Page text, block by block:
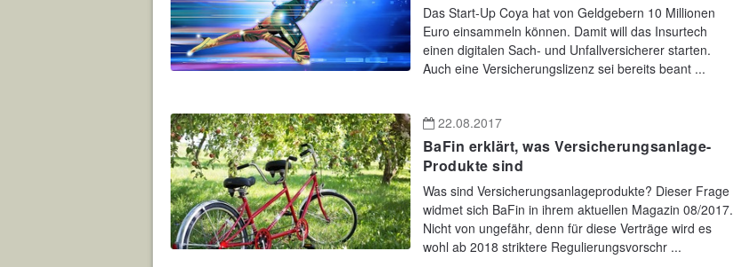
Das Start-Up Coya hat von Geldgebern 10 Millionen
Euro einsammeln können. Damit will das Insurtech
einen digitalen Sach- und Unfallversicherer starten.
Auch eine Versicherungslizenz sei bereits beant ...
22.08.2017
BaFin erklärt, was Versicherungsanlage-
Produkte sind
Was sind Versicherungsanlageprodukte? Dieser Frage
widmet sich BaFin in ihrem aktuellen Magazin 08/2017.
Nicht von ungefähr, denn für diese Verträge wird es
wohl ab 2018 striktere Regulierungsvorschr ...